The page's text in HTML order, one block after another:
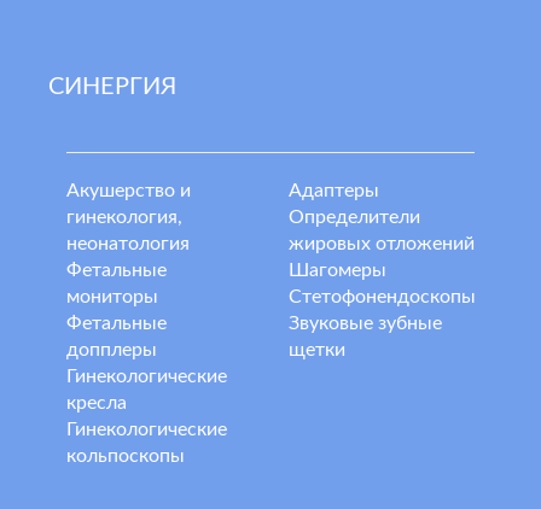
СИНЕРГИЯ
Акушерство и
гинекология,
неонатология
Фетальные
мониторы
Фетальные
допплеры
Гинекологические
кресла
Гинекологические
кольпоскопы
Адаптеры
Определители
жировых отложений
Шагомеры
Стетофонендоскопы
Звуковые зубные
щетки